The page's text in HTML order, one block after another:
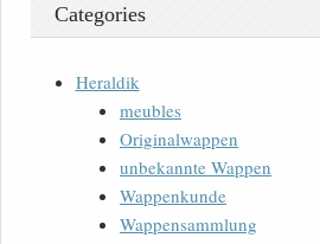
Categories
Heraldik
meubles
Originalwappen
unbekannte Wappen
Wappenkunde
Wappensammlung